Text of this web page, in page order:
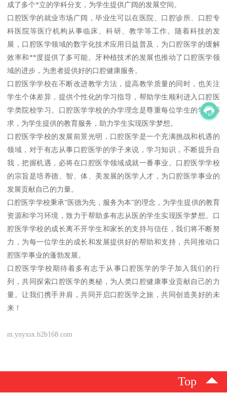
成了多个*立的学科分支，为学生提供广阔的发展空间。
口腔医学的就业市场广阔，毕业生可以在医院、口腔诊所、口腔专
科医院等医疗机构从事临床、科研、教学等工作。随着科技的发
展，口腔医学领域的数字化技术应用日益普及，为口腔医学的缓解
效率和**度提供了多可能。牙种植技术的发展也推动了口腔医学领
域的进步，为患者提供好的口腔健康服务。
口腔医学学校在不断改进教学方法，提高教学质量的同时，也关注
学生个体差异，提供个性化的学习指导，帮助学生顺利进入口腔医
学类院校学习。口腔医学学校的办学理念是尊重每位学生的学习诉
求，为学生提供的教育服务，助力学生实现医学梦想。
口腔医学学校的发展前景光明，口腔医学是一个充满挑战和机遇的
领域，对于有志从事口腔医学的学子来说，学习知识，不断提升自
我，把握机遇，必将在口腔医学领域成就一番事业。口腔医学学校
的宗旨是培养德、智、体、美发展的医学人才，为口腔医学事业的
发展贡献自己的力量。
口腔医学学校秉承“医德为先，服务为本”的理念，为学生提供的教育
资源和学习环境，致力于帮助多有志从医的学生实现医学梦想。口
腔医学学校的成长离不开学生和家长的支持与信任，我们将不断努
力，为每一位学生的成长和发展提供好的帮助和支持，共同推动口
腔医学事业的蓬勃发展。
口腔医学学校期待着多有志于从事口腔医学的学子加入我们的行
列，共同探索口腔医学的奥秘，为人类口腔健康事业贡献自己的力
量。让我们携手并肩，共同开启口腔医学之旅，共同创造美好的未
来！
m.ynyxsx.b2b168.com
Top